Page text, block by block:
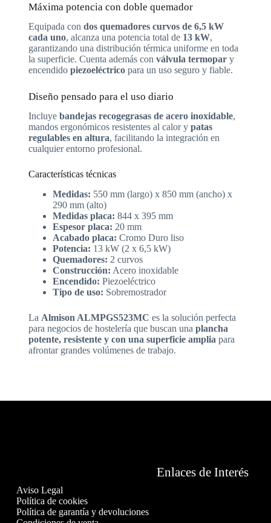
Máxima potencia con doble quemador
Equipada con dos quemadores curvos de 6,5 kW
cada uno, alcanza una potencia total de 13 kW,
garantizando una distribución térmica uniforme en toda
la superficie. Cuenta además con válvula termopary
encendido piezoeléctricopara un uso seguro y fiable.
Diseño pensado para el uso diario
Incluye bandejas recogegrasas de acero inoxidable,
mandos ergonómicos resistentes al calor y patas
regulables en altura, facilitando la integración en
cualquier entorno profesional.
Características técnicas
Medidas: 550 mm (largo) x 850 mm (ancho) x
290 mm (alto)
Medidas placa: 844 x 395 mm
Espesor placa: 20 mm
Acabado placa: Cromo Duro liso
Potencia: 13 kW (2 x 6,5 kW)
Quemadores: 2 curvos
Construcción: Acero inoxidable
Encendido: Piezoeléctrico
Tipo de uso: Sobremostrador
La Almison ALMPGS523MC es la solución perfecta
para negocios de hostelería que buscan una plancha
potente, resistente y con una superficie amplia para
afrontar grandes volúmenes de trabajo.
Enlaces de Interés
Aviso Legal
Política de cookies
Política de garantía y devoluciones